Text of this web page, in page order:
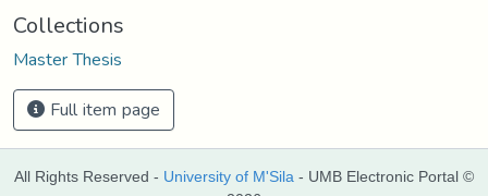
Collections
Master Thesis
Full item page
All Rights Reserved - University of M'Sila - UMB Electronic Portal ©